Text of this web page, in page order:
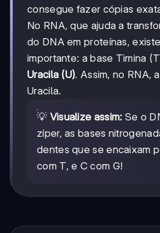
consegue fazer cópias
No RNA, que ajuda a
do DNA em proteínas,
importante: a base Timina
Uracila (U). Assim, no RNA,
Uracila.
💡 Visualize assim: Se o
zíper, as bases
dentes que se encaixam
com T, e C com G!